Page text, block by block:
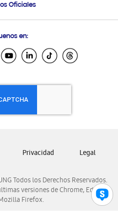
vía eMail
Oficiales
Ecuador
El Salvador
Honduras
Nicaragua
Panamá
Venezuela
en:
Todos los Derechos Reservados.
versiones de Chrome, Edge,
Firefox.
Privacidad Legal